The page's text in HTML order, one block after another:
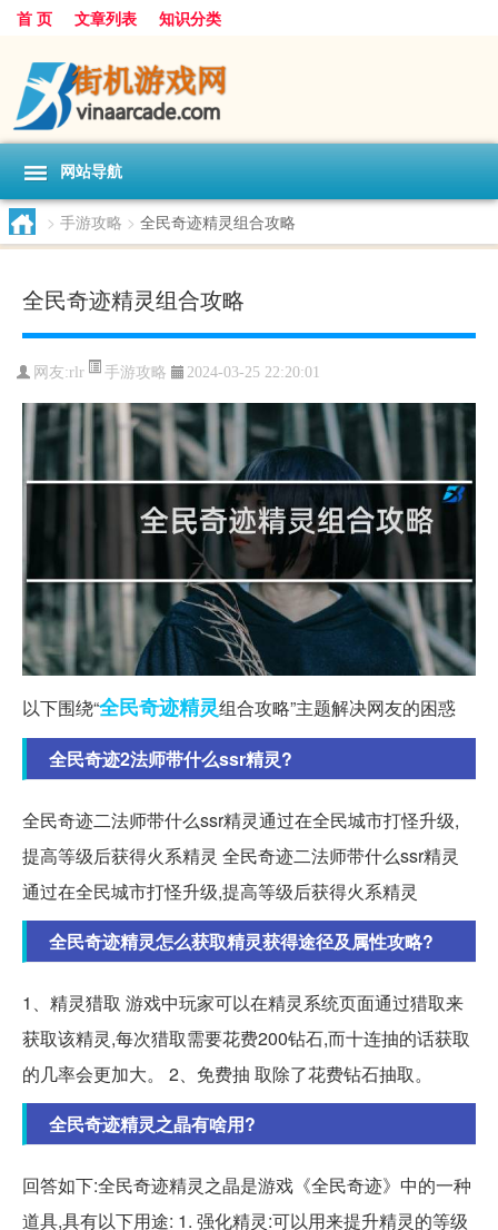
首 页 文章列表 知识分类
网站导航
> 手游攻略 > 全民奇迹精灵组合攻略
全民奇迹精灵组合攻略
网友:rlr 手游攻略 2024-03-25 22:20:01
以下围绕“全民奇迹精灵组合攻略”主题解决网友的困惑
全民奇迹2法师带什么ssr精灵?
全民奇迹二法师带什么ssr精灵通过在全民城市打怪升级,
提高等级后获得火系精灵 全民奇迹二法师带什么ssr精灵
通过在全民城市打怪升级,提高等级后获得火系精灵
全民奇迹精灵怎么获取精灵获得途径及属性攻略?
1、精灵猎取 游戏中玩家可以在精灵系统页面通过猎取来
获取该精灵,每次猎取需要花费200钻石,而十连抽的话获取
的几率会更加大。 2、免费抽 取除了花费钻石抽取。
全民奇迹精灵之晶有啥用?
回答如下:全民奇迹精灵之晶是游戏《全民奇迹》中的一种
道具,具有以下用途: 1. 强化精灵:可以用来提升精灵的等级